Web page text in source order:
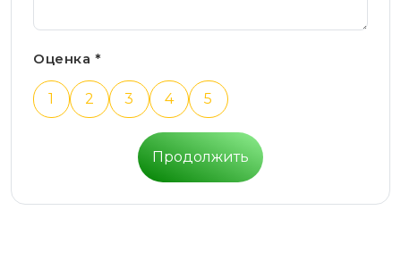
Оценка *
1 2 3 4 5
Продолжить